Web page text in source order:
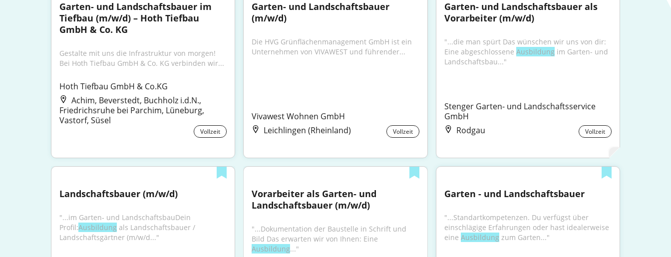
Garten- und Landschaftsbauer im
Tiefbau (m/w/d) – Hoth Tiefbau
GmbH & Co. KG
Gestalte mit uns die Infrastruktur von morgen!
Bei Hoth Tiefbau GmbH & Co. KG verbinden wir...
Hoth Tiefbau GmbH & Co.KG
Achim, Beverstedt, Buchholz i.d.N.,
Friedrichsruhe bei Parchim, Lüneburg,
Vastorf, Süsel
Vollzeit
Garten- und Landschaftsbauer
(m/w/d)
Die HVG Grünflächenmanagement GmbH ist ein
Unternehmen von VIVAWEST und führender...
Vivawest Wohnen GmbH
Leichlingen (Rheinland)
Vollzeit
Garten- und Landschaftsbauer als
Vorarbeiter (m/w/d)
"...die man spürt Das wünschen wir uns von dir:
Eine abgeschlossene Ausbildung im Garten- und
Landschaftsbau..."
Stenger Garten- und Landschaftsservice
GmbH
Rodgau
Vollzeit
Landschaftsbauer (m/w/d)
"...im Garten‑ und LandschaftsbauDein
Profil:Ausbildung als Landschaftsbauer /
Landschaftsgärtner (m/w/d..."
Vorarbeiter als Garten- und
Landschaftsbauer (m/w/d)
"...Dokumentation der Baustelle in Schrift und
Ausbildung..."
Garten - und Landschaftsbauer
"...Standartkompetenzen. Du verfügst über
einschlägige Erfahrungen oder hast idealerweise
eine Ausbildung zum Garten..."